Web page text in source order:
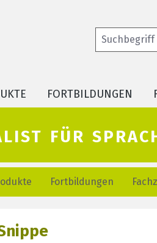
FORTBILDUNGEN
für
Fortbildungen